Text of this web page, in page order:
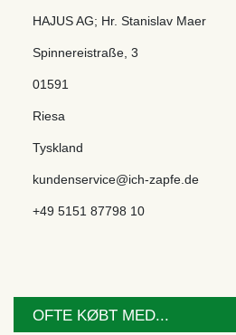
HAJUS AG; Hr. Stanislav Maer
Spinnereistraße, 3
01591
Riesa
Tyskland
kundenservice@ich-zapfe.de
+49 5151 87798 10
OFTE KØBT MED...